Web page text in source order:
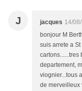
J jacques 14/
bonjour M
suis arrete a
cartons......tres
departement,
viognier...tous
de merveilleux